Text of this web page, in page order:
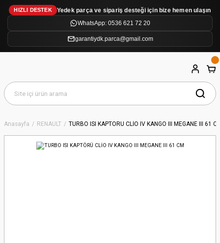
HIZLI DESTEK
Yedek parça ve sipariş desteği için bize hemen ulaşın
WhatsApp: 0536 621 72 20
garantiydk.parca@gmail.com
Anasayfa RENAULT TURBO ISI KAPTÖRÜ CLİO IV KANGO III MEGANE III 61